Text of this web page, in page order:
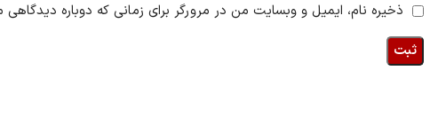
ذخیره نام، ایمیل و وبسایت من در مرورگر برای زمانی که دوباره